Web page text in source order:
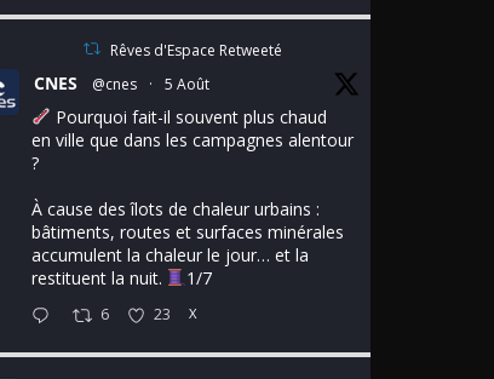
Rêves d'Espace Retweeté
CNES @cnes · 5 Août
Pourquoi fait-il souvent plus chaud
en ville que dans les campagnes alentour
?
À cause des îlots de chaleur urbains :
bâtiments, routes et surfaces minérales
accumulent la chaleur le jour… et la
restituent la nuit.
1/7
6 23 X